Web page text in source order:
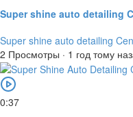
Super shine auto detailing
Super shine auto detailing
2 Просмотры · 1 год тому
0:37